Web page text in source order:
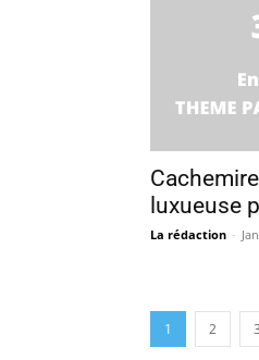
luxueuse
La rédaction -
1 2 3